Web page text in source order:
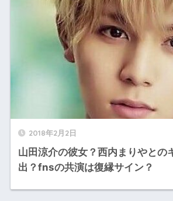
2018年2月2日
山田涼介の彼女？西内まりやとの
出？fnsの共演は復縁サイン？